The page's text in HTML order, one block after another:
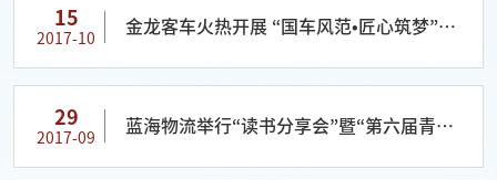
15
2017-10
金龙客车火热开展 “国车风范•匠心筑梦”系
29
2017-09
蓝海物流举行“读书分享会”暨“第六届青年